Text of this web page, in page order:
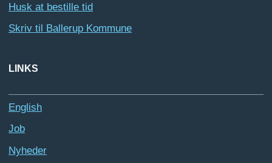
Husk at bestille tid
Skriv til Ballerup Kommune
LINKS
English
Job
Nyheder